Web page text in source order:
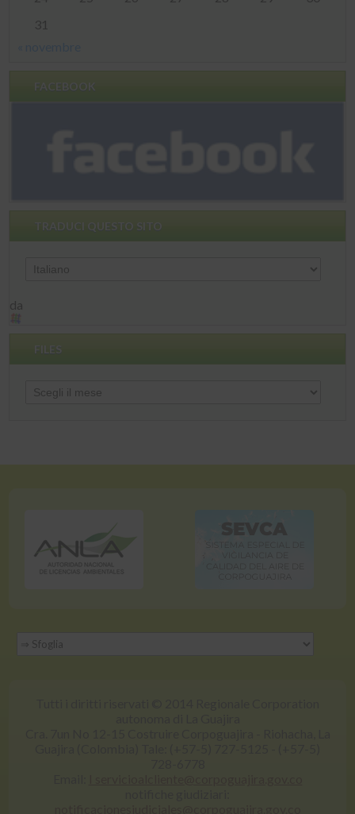
31
FACEBOOK
TRADUCI QUESTO SITO
da
FILES